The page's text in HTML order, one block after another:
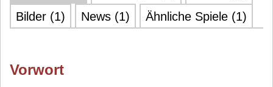
Bilder (1)
News (1) Ähnliche Spiele (1)
Vorwort